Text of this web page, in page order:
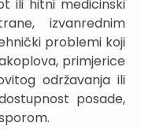
ili hitni medicinski
izvanrednim
problemi koji
primjerice
održavanja ili
posade,